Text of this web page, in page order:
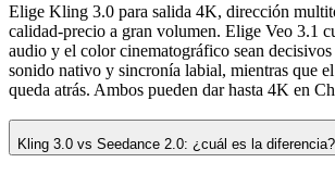
Elige Kling 3.0 para salida 4K, dirección
calidad-precio a gran volumen. Elige Veo 3.1
audio y el color cinematográfico sean
sonido nativo y sincronía labial, mientras que
queda atrás. Ambos pueden dar hasta 4K en
Kling 3.0 vs Seedance 2.0: ¿cuál es la diferencia?